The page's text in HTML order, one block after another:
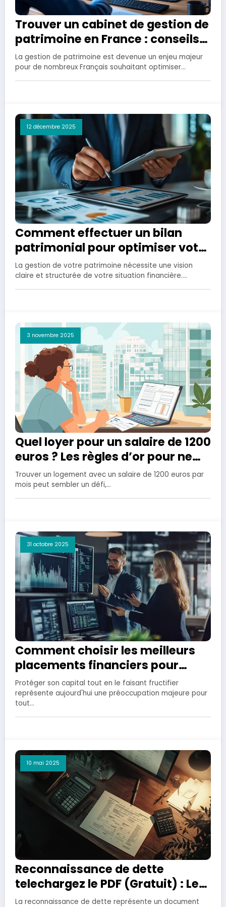
Trouver un cabinet de gestion de
patrimoine en France : conseils
et services
La gestion de patrimoine est devenue un enjeu majeur
pour de nombreux Français souhaitant optimiser…
12 décembre 2025
Comment effectuer un bilan
patrimonial pour optimiser votre
gestion financière
La gestion de votre patrimoine nécessite une vision
claire et structurée de votre situation financière.…
3 novembre 2025
Quel loyer pour un salaire de 1200
euros ? Les règles d’or pour ne
pas dépasser votre budget
Trouver un logement avec un salaire de 1200 euros par
mois peut sembler un défi,…
31 octobre 2025
Comment choisir les meilleurs
placements financiers pour
garantir votre capital
Protéger son capital tout en le faisant fructifier
représente aujourd'hui une préoccupation majeure pour
tout…
10 mai 2025
Reconnaissance de dette
telechargez le PDF (Gratuit) : Le
modele officiel a utiliser en 2024
La reconnaissance de dette représente un document